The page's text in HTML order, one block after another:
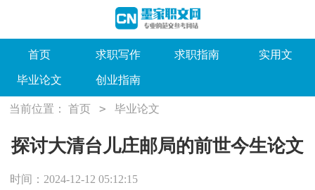
首页 求职写作 求职指南 实用文
毕业论文 创业指南
当前位置： 首页 > 毕业论文
探讨大清台儿庄邮局的前世今生论文
时间：2024-12-12 05:12:15